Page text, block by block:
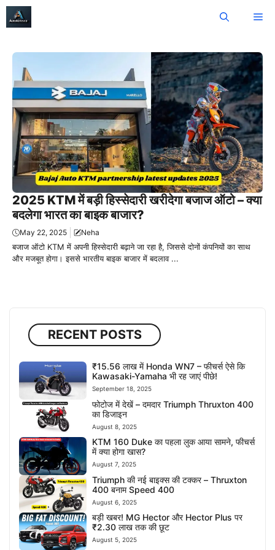
Skip
2025 KTM में बड़ी हिस्सेदारी खरीदेगा बजाज ऑटो – क्या
बदलेगा भारत का बाइक बाजार?
May 22, 2025 Neha
बजाज ऑटो KTM में अपनी हिस्सेदारी बढ़ाने जा रहा है, जिससे दोनों कंपनियों का साथ
और मजबूत होगा। इससे भारतीय बाइक बाजार में बदलाव ...
RECENT POSTS
₹15.56 लाख में Honda WN7 – फीचर्स ऐसे कि
Kawasaki-Yamaha भी रह जाएं पीछे!
September 18, 2025
फोटोज में देखें – दमदार Triumph Thruxton 400
का डिजाइन
August 8, 2025
KTM 160 Duke का पहला लुक आया सामने, फीचर्स
में क्या होगा खास?
August 7, 2025
Triumph की नई बाइक्स की टक्कर – Thruxton
400 बनाम Speed 400
August 6, 2025
बड़ी खबर! MG Hector और Hector Plus पर
₹2.30 लाख तक की छूट
August 5, 2025